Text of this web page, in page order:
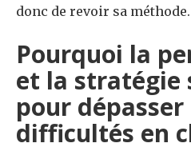
donc de revoir sa méthode.
Pourquoi la
et la stratégie
pour dépasser
difficultés en